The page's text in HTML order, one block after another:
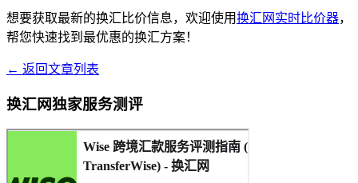
想要获取最新的换汇比价信息，欢迎使用换汇网实时比价器，
帮您快速找到最优惠的换汇方案！
← 返回文章列表
换汇网独家服务测评